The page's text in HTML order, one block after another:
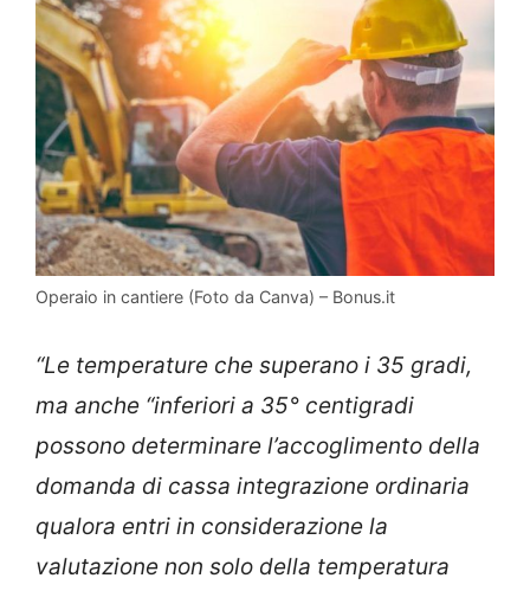
Operaio in cantiere (Foto da Canva) – Bonus.it
“Le temperature che superano i 35 gradi,
ma anche “inferiori a 35° centigradi
possono determinare l’accoglimento della
domanda di cassa integrazione ordinaria
qualora entri in considerazione la
valutazione non solo della temperatura